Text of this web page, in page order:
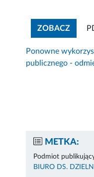
ZOBACZ
Ponowne
publicznego -
METKA:
Podmiot
BIURO DS.